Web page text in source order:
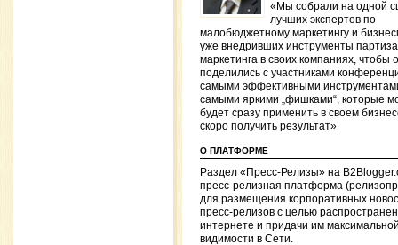
«Мы собрали на одной
лучших экспертов по
малобюджетному маркетингу и
уже внедривших инструменты
маркетинга в своих компаниях, чтобы
поделились с участниками
самыми эффективными
самыми яркими „фишками“, которые
будет сразу применить в своем
скоро получить результат»
О ПЛАТФОРМЕ
Раздел «Пресс-Релизы» на
пресс-релизная платформа
для размещения корпоративных
пресс-релизов с целью
интернете и придачи им
видимости в Сети.